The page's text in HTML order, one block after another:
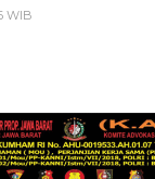
WIB